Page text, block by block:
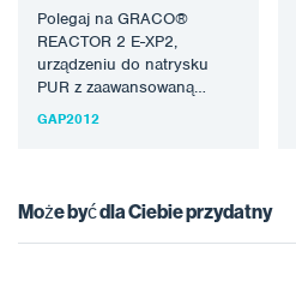
Polegaj na GRACO®
REACTOR 2 E-XP2,
urządzeniu do natrysku
PUR z zaawansowaną
technologią do aplikacji
GAP2012
Może być dla Ciebie przydatny